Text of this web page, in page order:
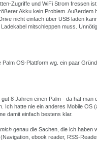
Zugriffe und WiFi Strom fressen
Akku kein Problem. Außerdem
nicht einfach über USB laden
mitschleppen muss.
Palm OS-Plattform wg. ein paar
gut 8 Jahren einen Palm - da hat man
Ich hatte nie ein anderes Mobile OS
damit einfach bestens klar.
mich genau die Sachen, die ich haben
ebook reader, RSS-